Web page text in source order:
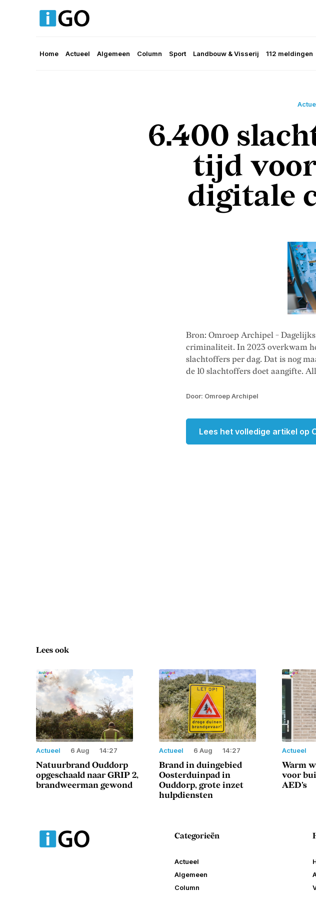
Home Actueel Algemeen Column Sport Landbouw & Visserij 112 meldingen
6.400
tijd
digitale
Bron: Omroep Archipel -
criminaliteit. In 2023 overkwam
slachtoffers per dag. Dat is nog
de 10 slachtoffers doet aangifte.
Door: Omroep Archipel
Lees het volledige artikel op
Lees ook
Actueel 6 Aug 14:27
Natuurbrand Ouddorp
opgeschaald naar GRIP 2,
brandweerman gewond
Actueel 6 Aug 14:27
Brand in duingebied
Oosterduinpad in
Ouddorp, grote inzet
hulpdiensten
Actueel
Warm
voor
AED's
Categorieën
Actueel
Algemeen
Column